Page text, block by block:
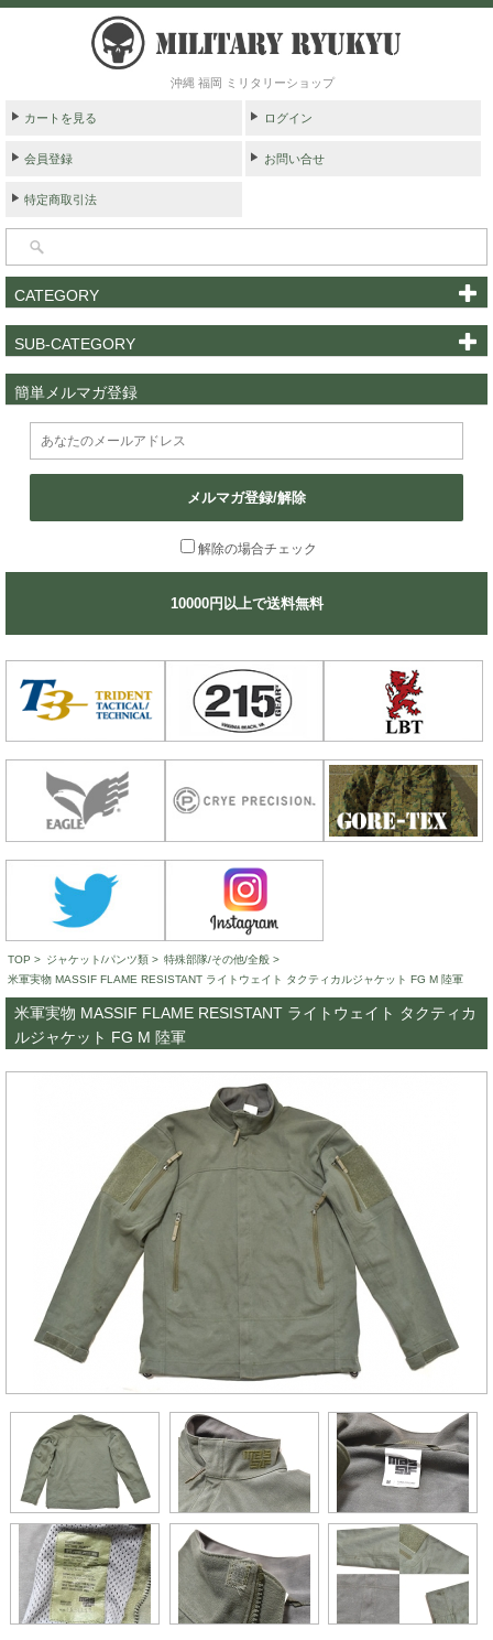
沖縄 福岡 ミリタリーショップ
カートを見る ログイン
会員登録 お問い合せ
特定商取引法
CATEGORY
SUB-CATEGORY
簡単メルマガ登録
メルマガ登録/解除
解除の場合チェック
10000円以上で送料無料
TOP > ジャケット/パンツ類 > 特殊部隊/その他/全般 >
米軍実物 MASSIF FLAME RESISTANT ライトウェイト タクティカルジャケット FG M 陸軍
米軍実物 MASSIF FLAME RESISTANT ライトウェイト タクティカ
ルジャケット FG M 陸軍